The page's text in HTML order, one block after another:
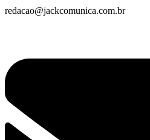
redacao@jackcomunica.com.br